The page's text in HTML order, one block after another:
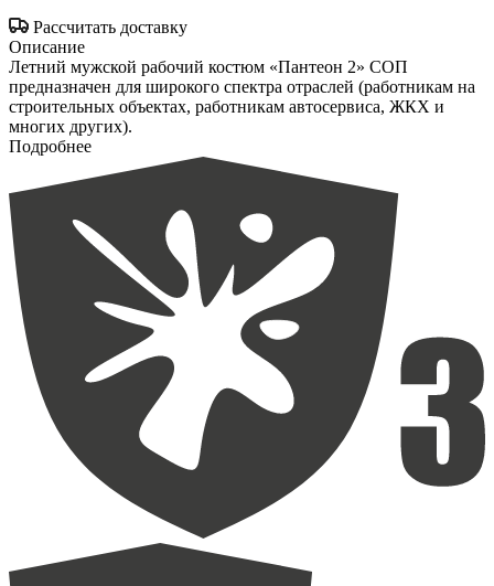
Рассчитать доставку
Описание
Летний мужской рабочий костюм «Пантеон 2» СОП
предназначен для широкого спектра отраслей (работникам на
строительных объектах, работникам автосервиса, ЖКХ и
многих других).
Подробнее